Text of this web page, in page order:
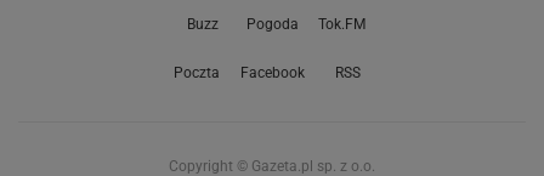
Buzz Pogoda Tok.FM
Poczta Facebook RSS
Copyright © Gazeta.pl sp. z o.o.